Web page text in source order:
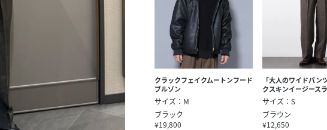
クラックフェイクムートンフード
ブルゾン
サイズ：M
ブラック
¥19,800
「大人のワイドパン
クスキンイージース
サイズ：S
ブラウン
¥12,650